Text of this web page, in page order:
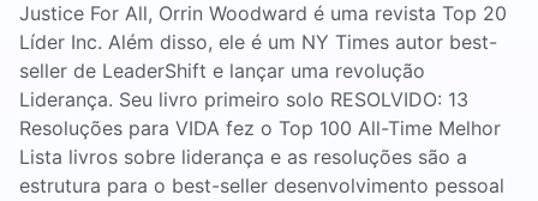
Justice For All, Orrin Woodward é uma revista Top 20
Líder Inc. Além disso, ele é um NY Times autor best-
seller de LeaderShift e lançar uma revolução
Liderança. Seu livro primeiro solo RESOLVIDO: 13
Resoluções para VIDA fez o Top 100 All-Time Melhor
Lista livros sobre liderança e as resoluções são a
estrutura para o best-seller desenvolvimento pessoal